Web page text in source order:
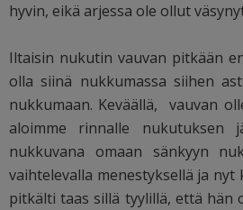
hyvin, eikä arjessa ole ollut
Iltaisin nukutin vauvan pitkään
olla siinä nukkumassa siihen
nukkumaan. Keväällä, vauvan
aloimme rinnalle nukutuksen
nukkuvana omaan sänkyyn
vaihtelevalla menestyksellä ja nyt
pitkälti taas sillä tyylillä, että hän